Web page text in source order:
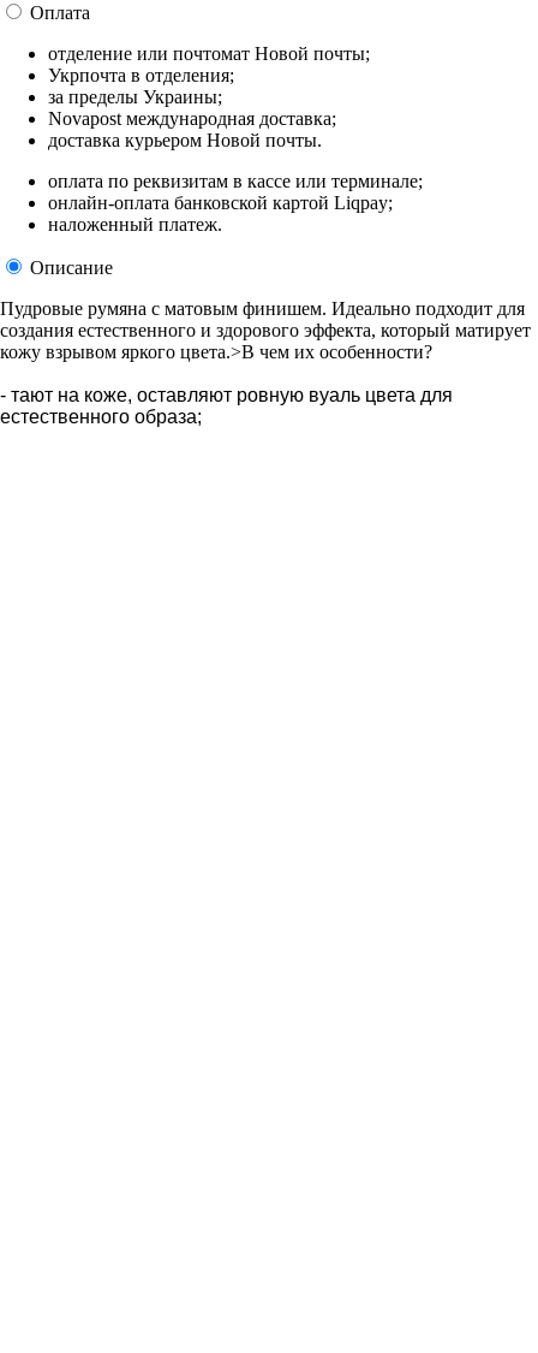
Оплата
отделение или почтомат Новой почты;
Укрпочта в отделения;
за пределы Украины;
Novapost международная доставка;
доставка курьером Новой почты.
оплата по реквизитам в кассе или терминале;
онлайн-оплата банковской картой Liqpay;
наложенный платеж.
Описание
Пудровые румяна с матовым финишем. Идеально подходит для
создания естественного и здорового эффекта, который матирует
кожу взрывом яркого цвета.>В чем их особенности?
- тают на коже, оставляют ровную вуаль цвета для
естественного образа;